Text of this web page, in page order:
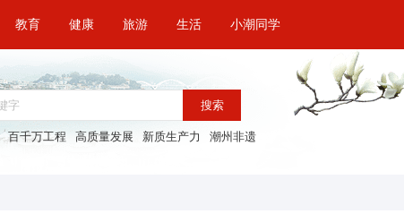
教育 健康 旅游 生活 小潮同学
搜索
百千万工程 高质量发展 新质生产力 潮州非遗